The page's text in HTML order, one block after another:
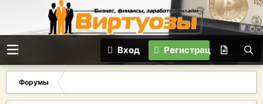
Вход Регистрация
Форумы